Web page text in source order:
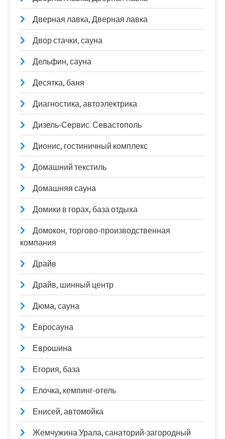
Дверная лавка, Дверная лавка
Двор стачки, сауна
Дельфин, сауна
Десятка, баня
Диагностика, автоэлектрика
Дизель-Сервис. Севастополь
Дионис, гостиничный комплекс
Домашний текстиль
Домашняя сауна
Домики в горах, база отдыха
Домокон, торгово-производственная
компания
Драйв
Драйв, шинный центр
Дюма, сауна
Евросауна
Еврошина
Егория, база
Елочка, кемпинг-отель
Енисей, автомойка
Жемчужина Урала, санаторий-загородный